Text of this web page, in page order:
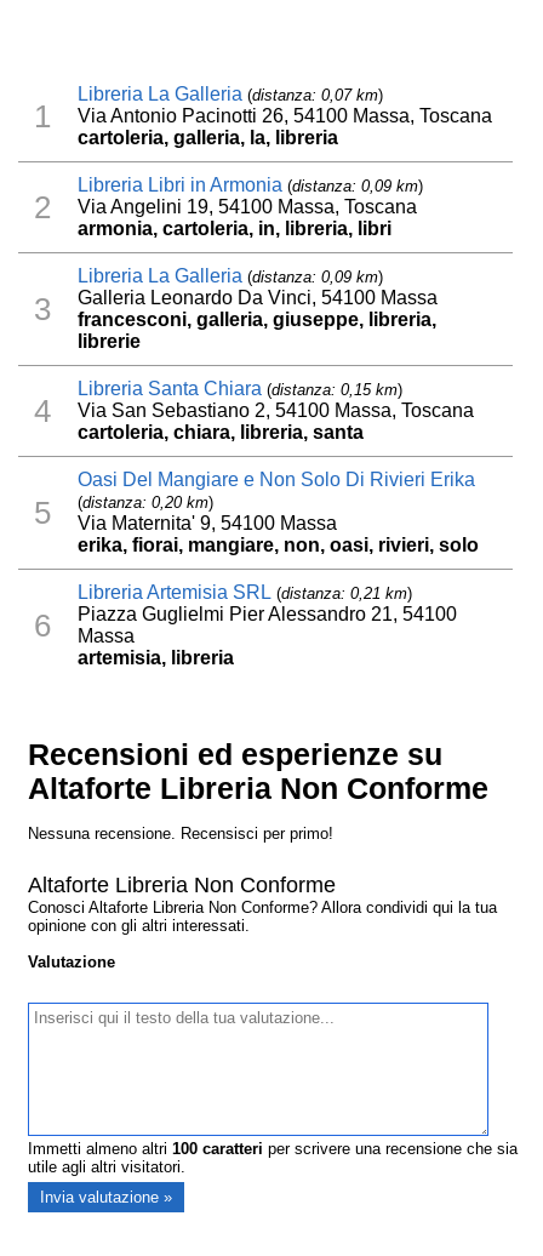
1
Libreria La Galleria (distanza: 0,07 km)
Via Antonio Pacinotti 26, 54100 Massa, Toscana
cartoleria, galleria, la, libreria
2
Libreria Libri in Armonia (distanza: 0,09 km)
Via Angelini 19, 54100 Massa, Toscana
armonia, cartoleria, in, libreria, libri
3
Libreria La Galleria (distanza: 0,09 km)
Galleria Leonardo Da Vinci, 54100 Massa
francesconi, galleria, giuseppe, libreria,
librerie
4
Libreria Santa Chiara (distanza: 0,15 km)
Via San Sebastiano 2, 54100 Massa, Toscana
cartoleria, chiara, libreria, santa
5
Oasi Del Mangiare e Non Solo Di Rivieri Erika
(distanza: 0,20 km)
Via Maternita' 9, 54100 Massa
erika, fiorai, mangiare, non, oasi, rivieri, solo
6
Libreria Artemisia SRL (distanza: 0,21 km)
Piazza Guglielmi Pier Alessandro 21, 54100
Massa
artemisia, libreria
Recensioni ed esperienze su
Altaforte Libreria Non Conforme
Nessuna recensione. Recensisci per primo!
Altaforte Libreria Non Conforme
Conosci Altaforte Libreria Non Conforme? Allora condividi qui la tua
opinione con gli altri interessati.
Valutazione
Immetti almeno altri100 caratteri per scrivere una recensione che sia
utile agli altri visitatori.